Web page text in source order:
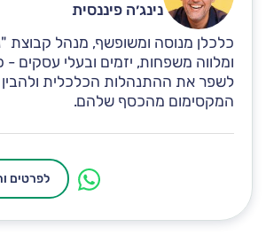
נינג׳ה פיננסית
כלכלן מנוסה ומשופשף, מנהל קבוצת
ומלווה משפחות, יזמים ובעלי עסקים -
לשפר את ההתנהלות הכלכלית
המקסימום מהכסף שלהם.
לפרטים